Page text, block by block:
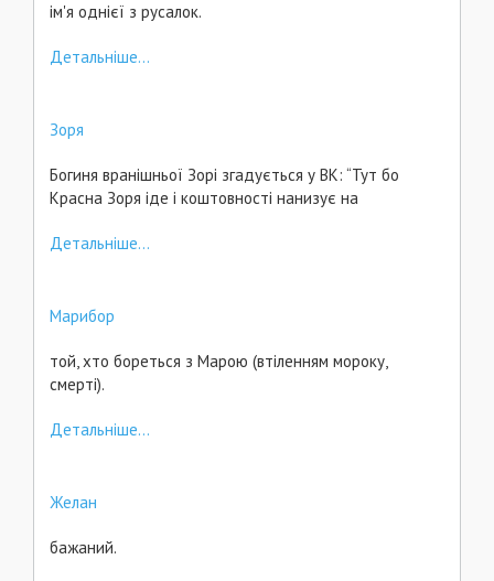
ім'я однієї з русалок.
Детальніше...
Зоря
Богиня вранішньої Зорі згадується у ВК: “Тут бо
Красна Зоря іде і коштовності нанизує на
Детальніше...
Марибор
той, хто бореться з Марою (втіленням мороку,
смерті).
Детальніше...
Желан
бажаний.